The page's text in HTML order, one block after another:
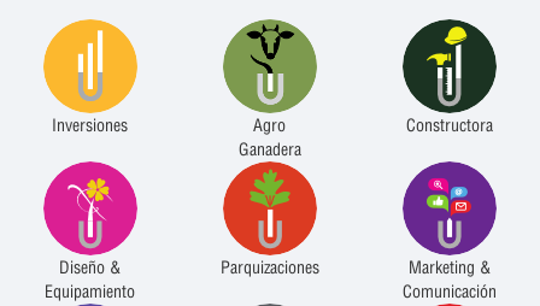
Inversiones
Agro
Ganadera
Constructora
Diseño &
Equipamiento
Parquizaciones
Marketing &
Comunicación